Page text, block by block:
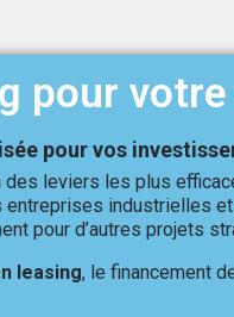
pour
pour vos
des leviers les plus
industrielles
pour d’autres projets
leasing, le financement